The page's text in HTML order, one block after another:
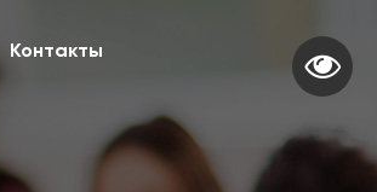
Контакты